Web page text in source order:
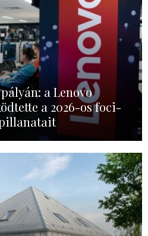
a Lenovo
a 2026-os foci-